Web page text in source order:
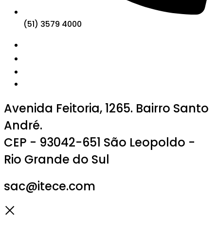
(51) 3579 4000
Avenida Feitoria, 1265. Bairro Santo
André.
CEP - 93042-651 São Leopoldo -
Rio Grande do Sul
sac@itece.com